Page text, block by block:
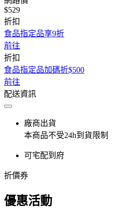
$529
折扣
食品指定品享9折
前往
折扣
食品指定品加碼折$500
前往
配送資訊
廠商出貨
本商品不受24h到貨限制
可宅配到府
折價券
優惠活動